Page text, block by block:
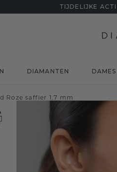
TIJDELIJKE
DIAMANTEN
Roze saffier 1.7 mm